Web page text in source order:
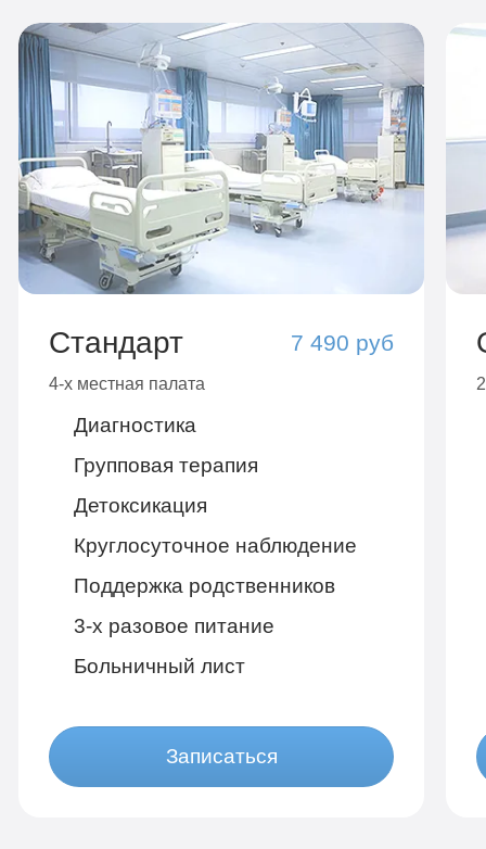
Стандарт 7 490 руб
4-х местная палата
Диагностика
Групповая терапия
Детоксикация
Круглосуточное наблюдение
Поддержка родственников
3-х разовое питание
Больничный лист
Записаться